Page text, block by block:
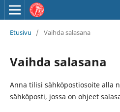
Etusivu / Vaihda salasana
Vaihda salasana
Anna tilisi sähköpostiosoite alla
sähköposti, jossa on ohjeet